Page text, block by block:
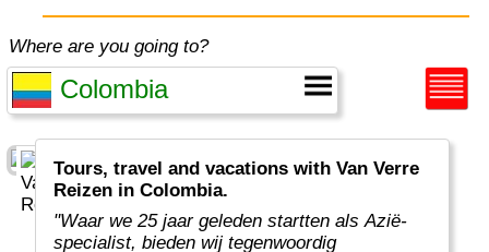
Where are you going to?
Tours, travel and vacations with Van Verre
Reizen in Colombia.
"Waar we 25 jaar geleden startten als Azië-
specialist, bieden wij tegenwoordig